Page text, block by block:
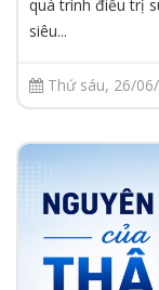
quá trình điều trị
siêu...
Thứ sáu, 26/